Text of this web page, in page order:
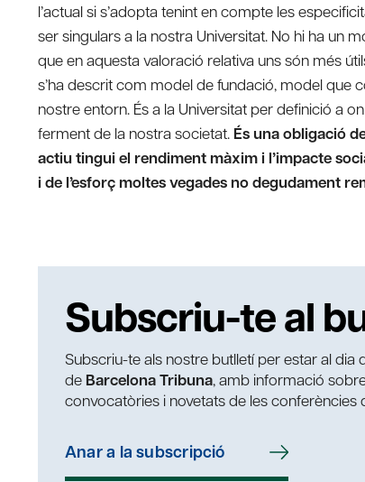
l’actual si s’adopta tenint en compte les
ser singulars a la nostra Universitat. No hi ha un
que en aquesta valoració relativa uns són més
s’ha descrit com model de fundació, model que
nostre entorn. És a la Universitat per definició a
ferment de la nostra societat. És una obligació
actiu tingui el rendiment màxim i l’impacte
i de l’esforç moltes vegades no degudament
Subscriu-te al
Subscriu-te als nostre butlletí per estar al dia
de Barcelona Tribuna, amb informació
convocatòries i novetats de les conferències
Anar a la subscripció